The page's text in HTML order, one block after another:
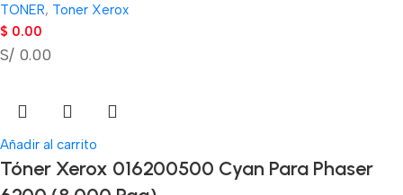
TONER, Toner Xerox
$ 0.00
S/ 0.00
Añadir al carrito
Tóner Xerox 016200500 Cyan Para Phaser